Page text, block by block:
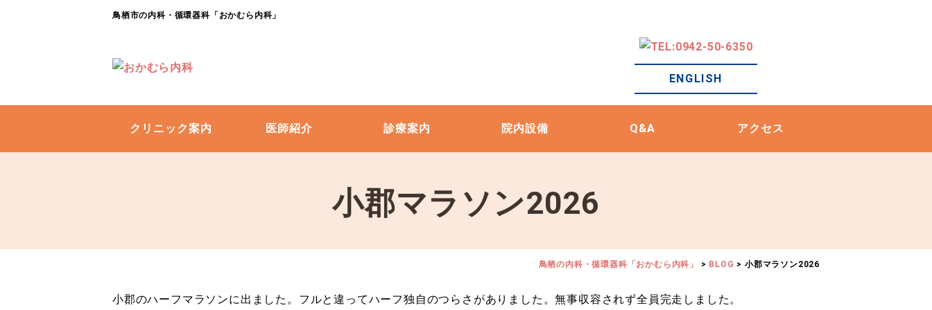
鳥栖市の内科・循環器科「おかむら内科」
ENGLISH
クリニック案内 医師紹介 診療案内 院内設備 Q&A アクセス
小郡マラソン2026
鳥栖の内科・循環器科「おかむら内科」 > BLOG > 小郡マラソン2026
小郡のハーフマラソンに出ました。フルと違ってハーフ独自のつらさがありました。無事収容されず全員完走しました。